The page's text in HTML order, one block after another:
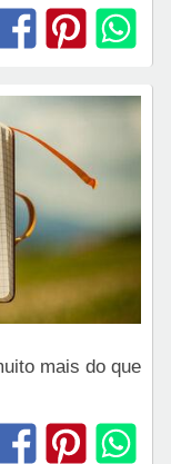
mais do que